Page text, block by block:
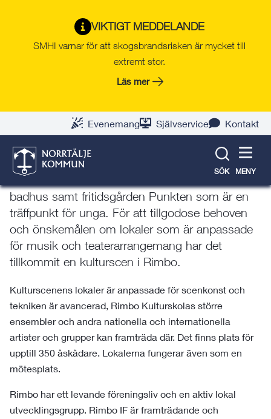
VIKTIGT MEDDELANDE
SMHI varnar för att skogsbrandsrisken är mycket till
extremt stor.
Läs mer
Evenemang Självservice Kontakt
SÖK MENY
Fördjupning av
översiktsplanen för
Kultur, fritid och idrott
I Rimbo centrum i direkt anslutning till
nuvarande resecentrum finns bibliotek och
badhus samt fritidsgården Punkten som är en
träffpunkt för unga. För att tillgodose behoven
och önskemålen om lokaler som är anpassade
för musik och teaterarrangemang har det
tillkommit en kulturscen i Rimbo.
Kulturscenens lokaler är anpassade för scenkonst och
tekniken är avancerad, Rimbo Kulturskolas större
ensembler och andra nationella och internationella
artister och grupper kan framträda där. Det finns plats för
upptill 350 åskådare. Lokalerna fungerar även som en
mötesplats.
Rimbo har ett levande föreningsliv och en aktiv lokal
utvecklingsgrupp. Rimbo IF är framträdande och